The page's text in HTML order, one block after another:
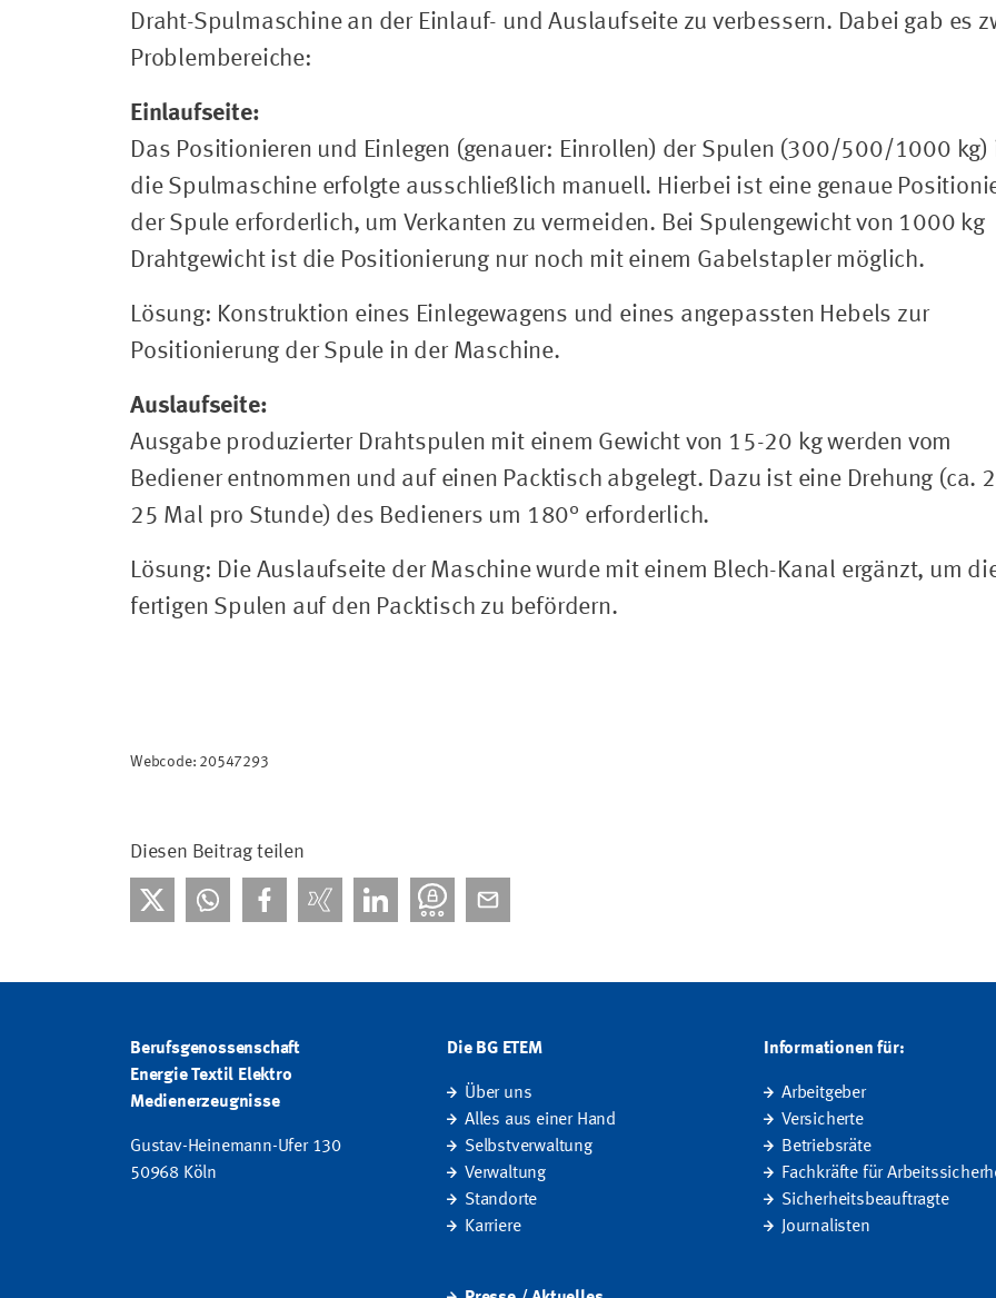
Draht-Spulmaschine an der Einlauf- und Auslaufseite zu verbessern. Dabei gab es
Problembereiche:
Einlaufseite:
Das Positionieren und Einlegen (genauer: Einrollen) der Spulen (300/500/1000 kg)
die Spulmaschine erfolgte ausschließlich manuell. Hierbei ist eine genaue
der Spule erforderlich, um Verkanten zu vermeiden. Bei Spulengewicht von 1000 kg
Drahtgewicht ist die Positionierung nur noch mit einem Gabelstapler möglich.
Lösung: Konstruktion eines Einlegewagens und eines angepassten Hebels zur
Positionierung der Spule in der Maschine.
Auslaufseite:
Ausgabe produzierter Drahtspulen mit einem Gewicht von 15-20 kg werden vom
Bediener entnommen und auf einen Packtisch abgelegt. Dazu ist eine Drehung (ca.
25 Mal pro Stunde) des Bedieners um 180° erforderlich.
Lösung: Die Auslaufseite der Maschine wurde mit einem Blech-Kanal ergänzt, um
fertigen Spulen auf den Packtisch zu befördern.
Webcode: 20547293
Diesen Beitrag teilen
Berufsgenossenschaft
Energie Textil Elektro
Medienerzeugnisse
Gustav-Heinemann-Ufer 130
50968 Köln
Die BG ETEM
Über uns
Alles aus einer Hand
Selbstverwaltung
Verwaltung
Standorte
Karriere
Informationen für:
Arbeitgeber
Versicherte
Betriebsräte
Fachkräfte für
Sicherheitsbeauftragte
Journalisten